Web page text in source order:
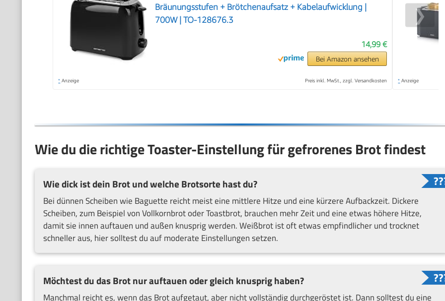
Bräunungsstufen + Brötchenaufsatz + Kabelaufwicklung |
700W | TO-128676.3
14,99 €
Bei Amazon ansehen
* Anzeige Preis inkl. MwSt., zzgl. Versandkosten * Anzeige
❯
Wie du die richtige Toaster-Einstellung für gefrorenes Brot findest
Wie dick ist dein Brot und welche Brotsorte hast du?
Bei dünnen Scheiben wie Baguette reicht meist eine mittlere Hitze und eine kürzere Aufbackzeit. Dickere
Scheiben, zum Beispiel von Vollkornbrot oder Toastbrot, brauchen mehr Zeit und eine etwas höhere Hitze,
damit sie innen auftauen und außen knusprig werden. Weißbrot ist oft etwas empfindlicher und trocknet
schneller aus, hier solltest du auf moderate Einstellungen setzen.
Möchtest du das Brot nur auftauen oder gleich knusprig haben?
Manchmal reicht es, wenn das Brot aufgetaut, aber nicht vollständig durchgeröstet ist. Dann solltest du eine